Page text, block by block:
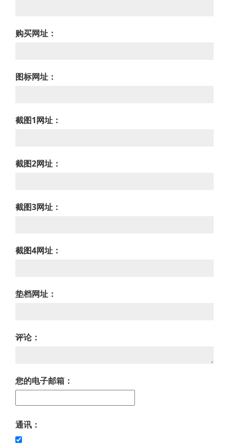
购买网址：
图标网址：
截图1网址：
截图2网址：
截图3网址：
截图4网址：
垫档网址：
评论：
您的电子邮箱：
通讯：